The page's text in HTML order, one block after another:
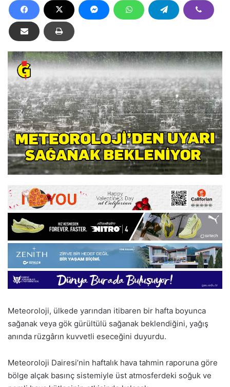
Meteoroloji, ülkede yarından itibaren bir hafta boyunca
sağanak veya gök gürültülü sağanak beklendiğini, yağış
anında rüzgârın kuvvetli eseceğini duyurdu.
Meteoroloji Dairesi’nin haftalık hava tahmin raporuna göre
bölge alçak basınç sistemiyle üst atmosferdeki soğuk ve